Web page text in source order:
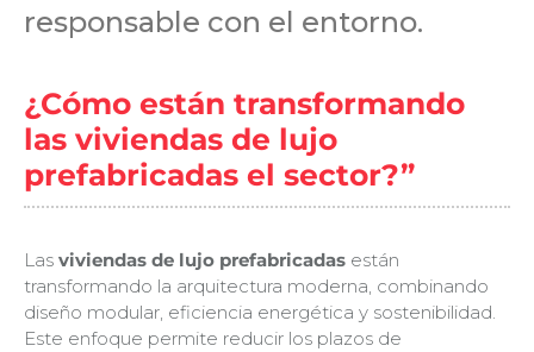
responsable con el entorno.
¿Cómo están transformando
las viviendas de lujo
prefabricadas el sector?”
Las viviendas de lujo prefabricadas están
transformando la arquitectura moderna, combinando
diseño modular, eficiencia energética y sostenibilidad.
Este enfoque permite reducir los plazos de